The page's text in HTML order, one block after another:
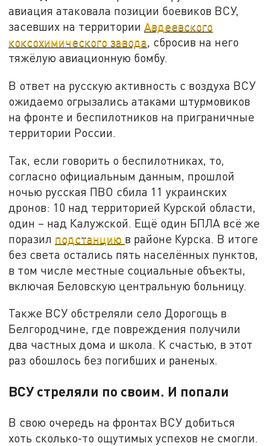
авиация атаковала позиции боевиков ВСУ,
засевших на территорииАвдеевского
коксохимического завода, сбросив на него
тяжёлую авиационную бомбу.
В ответ на русскую активность с воздуха ВСУ
ожидаемо огрызались атаками штурмовиков
на фронте и беспилотников на приграничные
территории России.
Так, если говорить о беспилотниках, то,
согласно официальным данным, прошлой
ночью русская ПВО сбила 11 украинских
дронов: 10 над территорией Курской области,
один – над Калужской. Ещё один БПЛА всё же
поразил подстанцию в районе Курска. В итоге
без света остались пять населённых пунктов,
в том числе местные социальные объекты,
включая Беловскую центральную больницу.
Также ВСУ обстреляли село Дорогощь в
Белгородчине, где повреждения получили
два частных дома и школа. К счастью, в этот
раз обошлось без погибших и раненых.
ВСУ стреляли по своим. И попали
В свою очередь на фронтах ВСУ добиться
хоть сколько-то ощутимых успехов не смогли.